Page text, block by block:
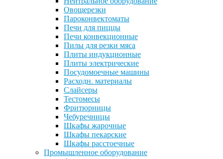
Овощерезки
Пароконвектоматы
Печи для пиццы
Печи конвекционные
Пилы для резки мяса
Плиты индукционные
Плиты электрические
Посудомоечные машины
Расходн. материалы
Слайсеры
Тестомесы
Фритюрницы
Чебуречницы
Шкафы жарочные
Шкафы пекарские
Шкафы расстоечные
Промышленное оборудование